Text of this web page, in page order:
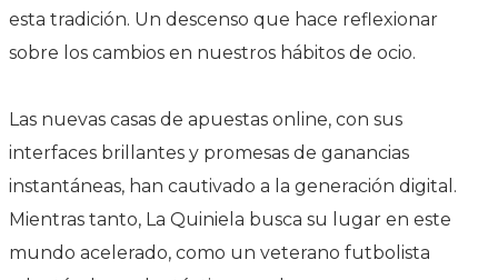
esta tradición. Un descenso que hace reflexionar
sobre los cambios en nuestros hábitos de ocio.
Las nuevas casas de apuestas online, con sus
interfaces brillantes y promesas de ganancias
instantáneas, han cautivado a la generación digital.
Mientras tanto, La Quiniela busca su lugar en este
mundo acelerado, como un veterano futbolista